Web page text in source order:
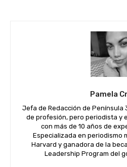
Pamela
Jefa de Redacción de Península
de profesión, pero periodista y
con más de 10 años de
Especializada en periodismo
Harvard y ganadora de la
Leadership Program del